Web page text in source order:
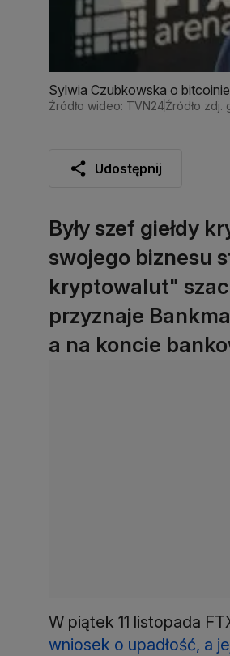
Sylwia Czubkowska o bitcoinie
Źródło wideo: TVN24Źródło zdj.
Udostępnij
Były szef giełdy
swojego biznesu
kryptowalut"
przyznaje
a na koncie
W piątek 11 listopada
wniosek o upadłość, a